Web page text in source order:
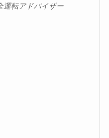
運転アドバイザー